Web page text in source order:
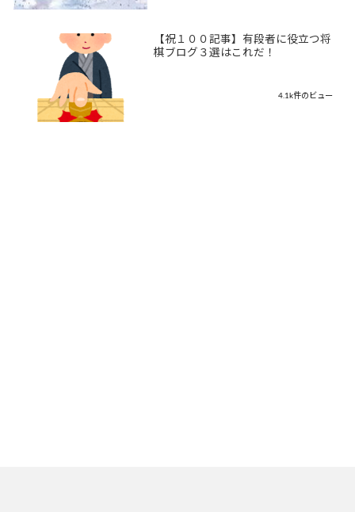
【祝１００記事】有段者に役立つ将
棋ブログ３選はこれだ！
4.1k件のビュー